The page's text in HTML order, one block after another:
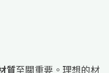
質至關重要。理想的材